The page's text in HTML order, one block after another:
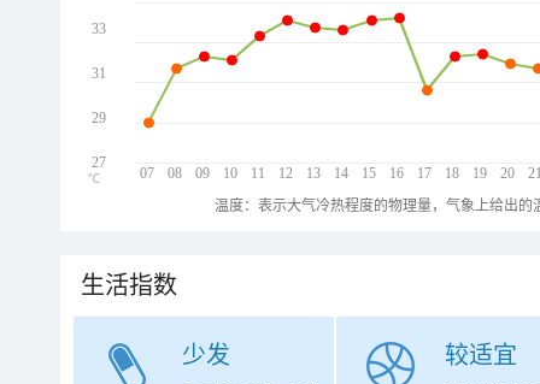
07 08 09 10 11 12 13 14 15 16 17 18 19 20
33
31
29
27
℃
温度：表示大气冷热程度的物理量，气象上给出
生活指数
少发 较适宜